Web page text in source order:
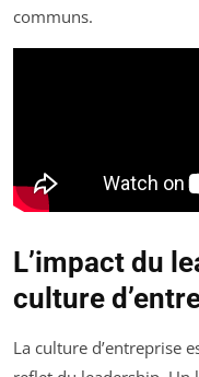
communs.
L’impact du
culture
La culture d’entreprise